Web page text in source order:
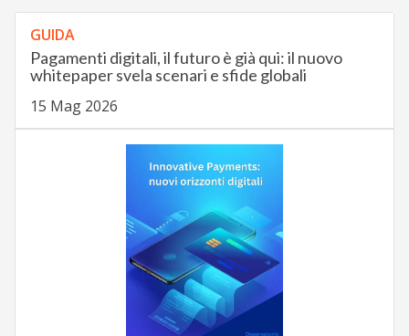
GUIDA
Pagamenti digitali, il futuro è già qui: il nuovo
whitepaper svela scenari e sfide globali
15 Mag 2026